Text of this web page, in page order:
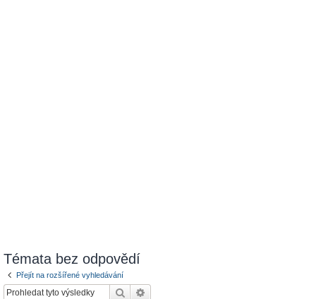
Témata bez odpovědí
Přejít na rozšířené vyhledávání
Hledat